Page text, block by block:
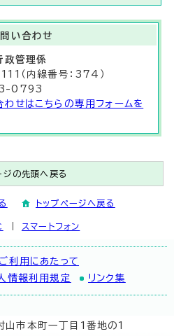
い合わせ
政管理係
（内線番号：374）
0793
せはこちらの専用フォームを
ジの先頭へ戻る
トップページへ戻る
スマートフォン
利用にあたって
情報利用規定 リンク集
市本町一丁目1番地の1